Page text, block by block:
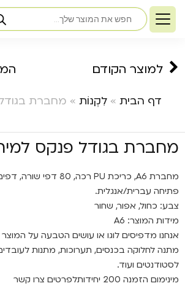
למוצר הקודם
דף הבית »לִקְנוֹת » מחברת
מחברת בגודל פנקס
מחברת A6, כריכת PU רכה, 80 דפי שורה, דפים בצבע לבן, סימניה.
פתיחה עברית/אנגלית.
צבע: כחול, אפור, שחור
מידות המוצר: A6
אנחנו מדפיסים לוגו או עושים הטבעה על
מתנה לחלוקה בכנסים, תערוכות, מתנות
לסטודנטים ועוד.
מינימום הזמנה 200 יחידותלפרטים צרו קשר